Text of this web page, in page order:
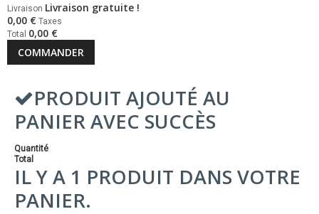
Livraison Livraison gratuite !
0,00 € Taxes
Total 0,00 €
COMMANDER
PRODUIT AJOUTÉ AU
PANIER AVEC SUCCÈS
Quantité
Total
IL Y A 1 PRODUIT DANS VOTRE
PANIER.